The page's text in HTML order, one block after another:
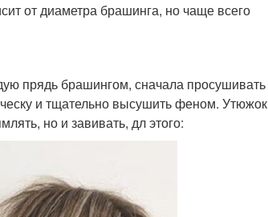
от диаметра брашинга, но чаще всего
прядь брашингом, сначала просушивать
и тщательно высушить феном. Утюжок
но и завивать, дл этого: